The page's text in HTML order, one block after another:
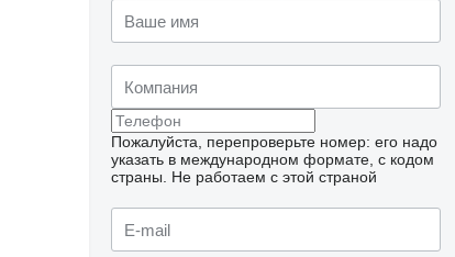
Запросить
дополнительные
фотографии
Пожалуйста, перепроверьте номер: его надо
указать в международном формате, с кодом
страны.
Не работаем с этой страной